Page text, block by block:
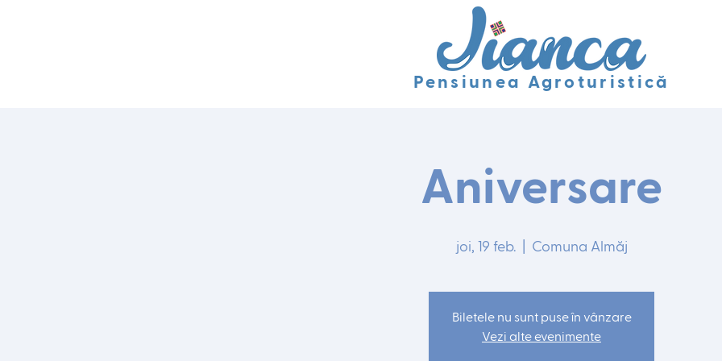
Pensiunea Agroturistică
Aniversare
joi, 19 feb.
  |
Comuna Almăj
Biletele nu sunt puse în vânzare
Vezi alte evenimente